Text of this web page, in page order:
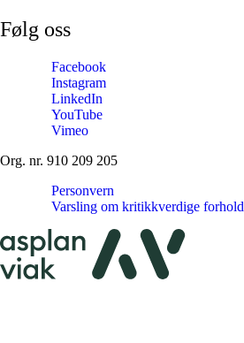
Følg oss
Facebook
Instagram
LinkedIn
YouTube
Vimeo
Org. nr. 910 209 205
Personvern
Varsling om kritikkverdige forhold